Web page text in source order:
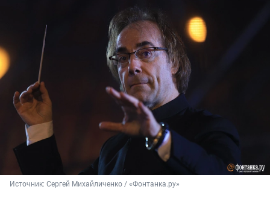
Источник: Сергей Михайличенко / «Фонтанка.ру»